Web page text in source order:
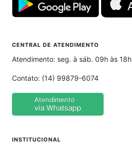
CENTRAL DE ATENDIMENTO
Atendimento: seg. à sáb. 09h às 18h
Contato: (14) 99879-6074
Atendimento
via Whatsapp
INSTITUCIONAL